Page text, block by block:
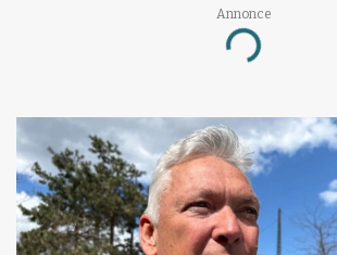
Annonce
Loading...